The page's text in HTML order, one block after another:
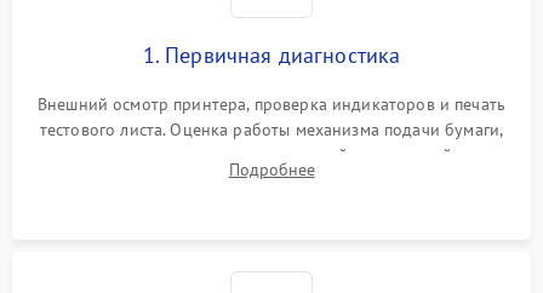
1. Первичная диагностика
Внешний осмотр принтера, проверка индикаторов и печать
тестового листа. Оценка работы механизма подачи бумаги,
выявление посторонних шумов, замятий и первичный анализ
дефектов печати (полосы, фон, пробелы).
Подробнее